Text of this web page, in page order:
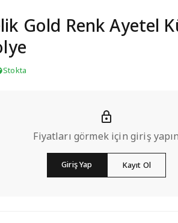
Gold Renk Ayetel
Stokta
Fiyatları görmek için giriş yapın
Giriş Yap Kayıt Ol